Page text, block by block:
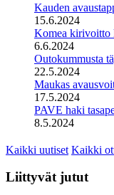
Kauden
15.6.2024
Komea kirivoitto
6.6.2024
Outokummusta
22.5.2024
Maukas
17.5.2024
PAVE haki
8.5.2024
Kaikki uutiset Kaikki
Liittyvät jutut